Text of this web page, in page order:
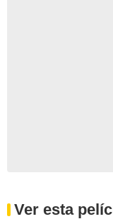
Ver esta